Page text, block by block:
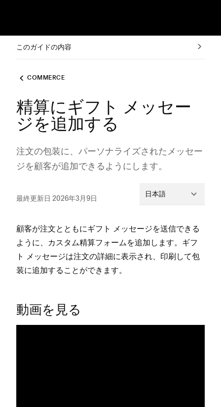
このガイドの内容
COMMERCE
精算にギフト メッセー
ジを追加する
注文の包装に⁠、パ⁠ーソナライズされたメ⁠ッセ⁠ー
ジを顧客が追加できるようにします⁠。
最終更新日 2026年3月9日 日本語
顧客が注文とともにギフト メ⁠ッセ⁠ージを送信できる
ように⁠、カスタム精算フ⁠ォ⁠ームを追加します⁠。ギフ
ト メ⁠ッセ⁠ージは注文の詳細に表示され⁠、印刷して包
装に追加することができます⁠。
動画を見る